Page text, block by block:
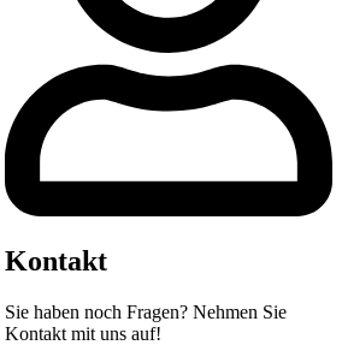
Kontakt
Sie haben noch Fragen? Nehmen Sie
Kontakt mit uns auf!